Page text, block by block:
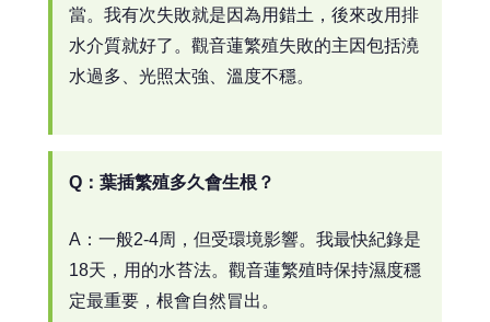
當。我有次失敗就是因為用錯土，後來改用排
水介質就好了。觀音蓮繁殖失敗的主因包括澆
水過多、光照太強、溫度不穩。
Q：葉插繁殖多久會生根？
A：一般2-4周，但受環境影響。我最快紀錄是
18天，用的水苔法。觀音蓮繁殖時保持濕度穩
定最重要，根會自然冒出。